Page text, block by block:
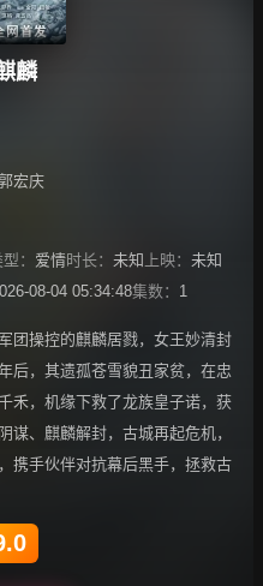
麟
宏庆
： 爱情时长： 未知 上映： 未知
08-04 05:34:48集数： 1
团操控的麒麟居戮，女王妙清封
后，其遗孤苍雪貌丑家贫，在忠
禾，机缘下救了龙族皇子诺，获
谋、麒麟解封，古城再起危机，
携手伙伴对抗幕后黑手，拯救古